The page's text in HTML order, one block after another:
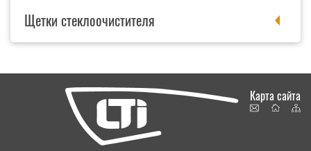
Щетки стеклоочистителя
Карта сайта